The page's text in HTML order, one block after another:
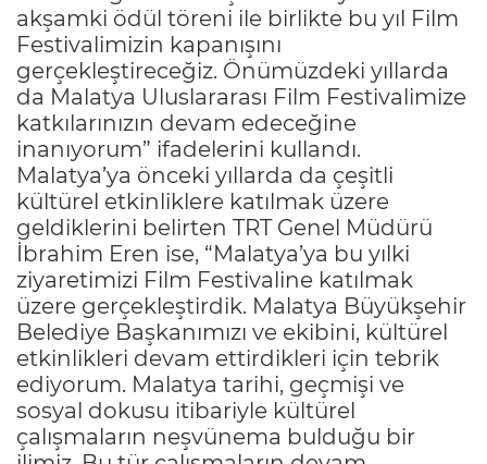
akşamki ödül töreni ile birlikte bu yıl Film
Festivalimizin kapanışını
gerçekleştireceğiz. Önümüzdeki yıllarda
da Malatya Uluslararası Film Festivalimize
katkılarınızın devam edeceğine
inanıyorum” ifadelerini kullandı.
Malatya’ya önceki yıllarda da çeşitli
kültürel etkinliklere katılmak üzere
geldiklerini belirten TRT Genel Müdürü
İbrahim Eren ise, “Malatya’ya bu yılki
ziyaretimizi Film Festivaline katılmak
üzere gerçekleştirdik. Malatya Büyükşehir
Belediye Başkanımızı ve ekibini, kültürel
etkinlikleri devam ettirdikleri için tebrik
ediyorum. Malatya tarihi, geçmişi ve
sosyal dokusu itibariyle kültürel
çalışmaların neşvünema bulduğu bir